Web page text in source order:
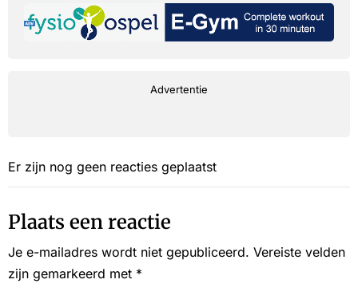
Advertentie
Er zijn nog geen reacties geplaatst
Plaats een reactie
Je e-mailadres wordt niet gepubliceerd. Vereiste velden
zijn gemarkeerd met *